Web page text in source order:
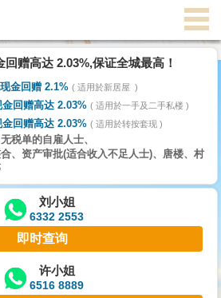
理
赠高达 2.03%,保证全城最高！
金回赠 2.1% 适用於新居屋
金回赠高达 2.03% 适用於一手及二手私楼
金回赠高达 2.03% 适用於转按套现
税单的自雇人士、
、资产审批(适合收入不足人士)、唐楼、村
刘小姐
6332 2553
即时查询
许小姐
6516 8889